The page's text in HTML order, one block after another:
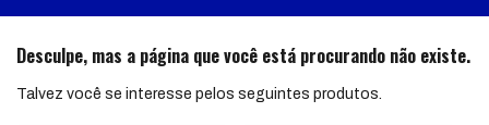
Desculpe, mas a página que você está procurando não existe.
Talvez você se interesse pelos seguintes produtos.